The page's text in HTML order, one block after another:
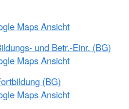
Maps Ansicht
und Betr.-Einr. (BG)
Maps Ansicht
(BG)
Maps Ansicht